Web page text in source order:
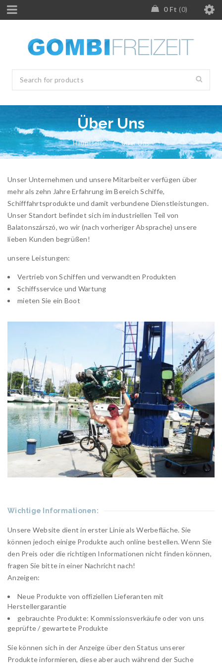
0 Ft 0
Über Uns
Hauptseite / Über Uns
Unser Unternehmen und unsere Mitarbeiter verfügen über
mehr als zehn Jahre Erfahrung im Bereich Schiffe,
Schifffahrtsprodukte und damit verbundene Dienstleistungen.
Unser Standort befindet sich im industriellen Teil von
Balatonszárszó, wo wir (nach vorheriger Absprache) unsere
lieben Kunden begrüßen!
unsere Leistungen:
Vertrieb von Schiffen und verwandten Produkten
Schiffsservice und Wartung
mieten Sie ein Boot
Wichtige Informationen:
Unsere Website dient in erster Linie als Werbefläche. Sie
können jedoch einige Produkte auch online bestellen. Wenn Sie
den Preis oder die richtigen Informationen nicht finden können,
fragen Sie bitte in einer Nachricht nach!
Anzeigen:
Neue Produkte von offiziellen Lieferanten mit
Herstellergarantie
gebrauchte Produkte: Kommissionsverkäufe oder von uns
geprüfte / gewartete Produkte
Sie können sich in der Anzeige über den Status unserer
Produkte informieren, diese aber auch während der Suche